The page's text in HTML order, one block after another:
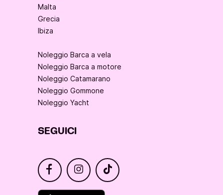
Malta
Grecia
Ibiza
Noleggio Barca a vela
Noleggio Barca a motore
Noleggio Catamarano
Noleggio Gommone
Noleggio Yacht
SEGUICI